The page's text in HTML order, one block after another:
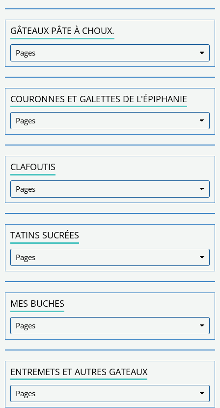
GÂTEAUX PÂTE À CHOUX.
COURONNES ET GALETTES DE L'ÉPIPHANIE
CLAFOUTIS
TATINS SUCRÉES
MES BUCHES
ENTREMETS ET AUTRES GATEAUX